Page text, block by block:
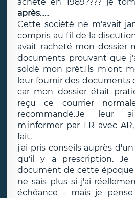
après......
Cette société ne m'avait
compris au fil de la
avait racheté mon dossier
documents prouvant que
soldé mon prêt.Ils m'ont
leur fournir des documents
car mon dossier était
reçu ce courrier
recommandé.Je leur
m'informer par LR avec
fait.
j'ai pris conseils auprès
qu'il y a prescription. Je
document de cette
ne sais plus si j'ai
échéance - mais je